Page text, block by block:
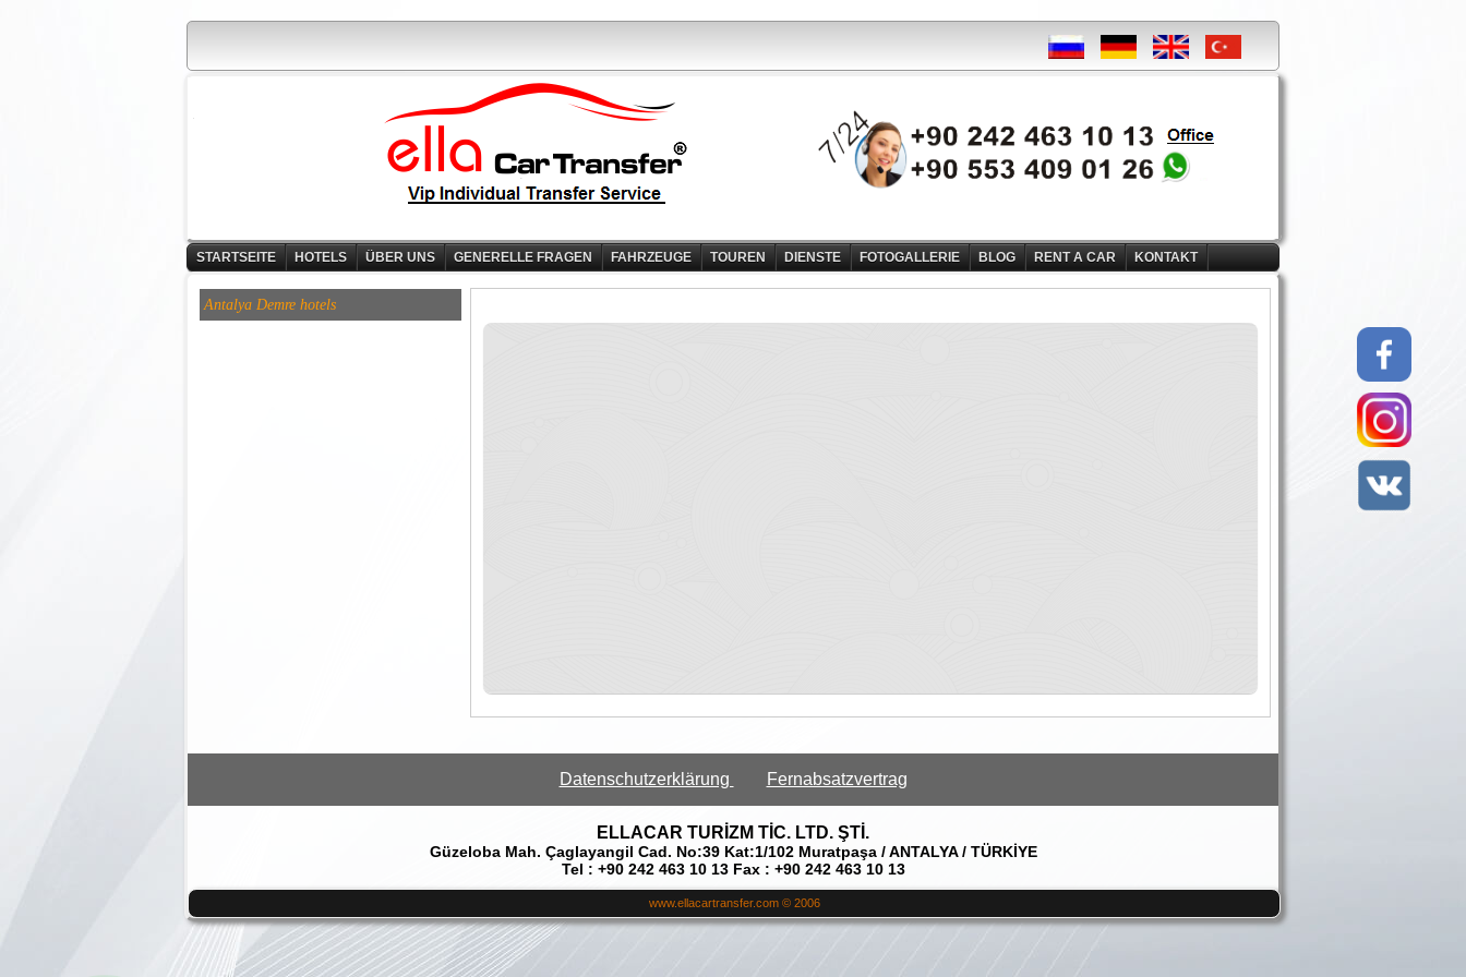
STARTSEITE HOTELS ÜBER UNS GENERELLE FRAGEN FAHRZEUGE TOUREN DIENSTE FOTOGALLERIE BLOG RENT A CAR KONTAKT
Antalya Demre hotels
Datenschutzerklärung Fernabsatzvertrag
ELLACAR TURİZM TİC. LTD. ŞTİ.
Güzeloba Mah. Çaglayangil Cad. No:39 Kat:1/102 Muratpaşa / ANTALYA / TÜRKİYE
Tel : +90 242 463 10 13 Fax : +90 242 463 10 13
www.ellacartransfer.com © 2006